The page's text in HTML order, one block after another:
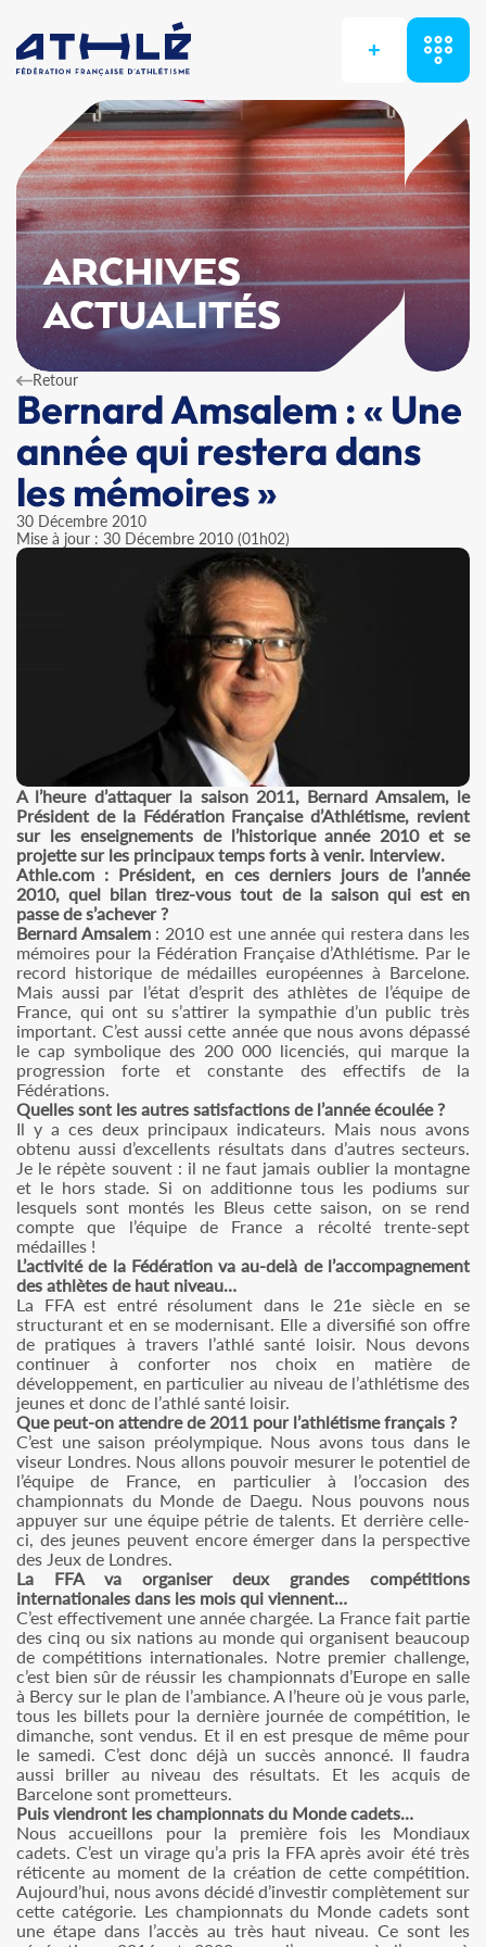
+
ARCHIVES
ACTUALITÉS
Retour
Bernard Amsalem : « Une
année qui restera dans
les mémoires »
30 Décembre 2010
Mise à jour : 30 Décembre 2010 (01h02)
A l’heure d’attaquer la saison 2011, Bernard Amsalem, le
Président de la Fédération Française d’Athlétisme, revient
sur les enseignements de l’historique année 2010 et se
projette sur les principaux temps forts à venir. Interview.
Athle.com : Président, en ces derniers jours de l’année
2010, quel bilan tirez-vous tout de la saison qui est en
passe de s’achever ?
Bernard Amsalem: 2010 est une année qui restera dans les
mémoires pour la Fédération Française d’Athlétisme. Par le
record historique de médailles européennes à Barcelone.
Mais aussi par l’état d’esprit des athlètes de l’équipe de
France, qui ont su s’attirer la sympathie d’un public très
important. C’est aussi cette année que nous avons dépassé
le cap symbolique des 200 000 licenciés, qui marque la
progression forte et constante des effectifs de la
Fédérations.
Quelles sont les autres satisfactions de l’année écoulée ?
Il y a ces deux principaux indicateurs. Mais nous avons
obtenu aussi d’excellents résultats dans d’autres secteurs.
Je le répète souvent : il ne faut jamais oublier la montagne
et le hors stade. Si on additionne tous les podiums sur
lesquels sont montés les Bleus cette saison, on se rend
compte que l’équipe de France a récolté trente-sept
médailles !
L’activité de la Fédération va au-delà de l’accompagnement
des athlètes de haut niveau…
La FFA est entré résolument dans le 21e siècle en se
structurant et en se modernisant. Elle a diversifié son offre
de pratiques à travers l’athlé santé loisir. Nous devons
continuer à conforter nos choix en matière de
développement, en particulier au niveau de l’athlétisme des
jeunes et donc de l’athlé santé loisir.
Que peut-on attendre de 2011 pour l’athlétisme français ?
C’est une saison préolympique. Nous avons tous dans le
viseur Londres. Nous allons pouvoir mesurer le potentiel de
l’équipe de France, en particulier à l’occasion des
championnats du Monde de Daegu. Nous pouvons nous
appuyer sur une équipe pétrie de talents. Et derrière celle-
ci, des jeunes peuvent encore émerger dans la perspective
des Jeux de Londres.
La FFA va organiser deux grandes compétitions
internationales dans les mois qui viennent…
C’est effectivement une année chargée. La France fait partie
des cinq ou six nations au monde qui organisent beaucoup
de compétitions internationales. Notre premier challenge,
c’est bien sûr de réussir les championnats d’Europe en salle
à Bercy sur le plan de l’ambiance. A l’heure où je vous parle,
tous les billets pour la dernière journée de compétition, le
dimanche, sont vendus. Et il en est presque de même pour
le samedi. C’est donc déjà un succès annoncé. Il faudra
aussi briller au niveau des résultats. Et les acquis de
Barcelone sont prometteurs.
Puis viendront les championnats du Monde cadets…
Nous accueillons pour la première fois les Mondiaux
cadets. C’est un virage qu’a pris la FFA après avoir été très
réticente au moment de la création de cette compétition.
Aujourd’hui, nous avons décidé d’investir complètement sur
cette catégorie. Les championnats du Monde cadets sont
une étape dans l’accès au très haut niveau. Ce sont les